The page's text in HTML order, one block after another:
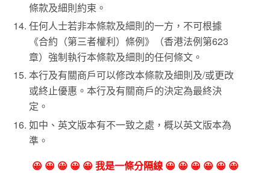
條款及細則約束。
任何人士若非本條款及細則的一方，不可根據
《合約（第三者權利）條例》（香港法例第623
章）強制執行本條款及細則的任何條文。
本行及有關商戶可以修改本條款及細則及/或更改
或終止優惠。本行及有關商戶的決定為最終決
定。
如中、英文版本有不一致之處，概以英文版本為
準。
😀 😀 😀 😀 😀 我是一條分隔線 😀 😀 😀 😀 😀 😀